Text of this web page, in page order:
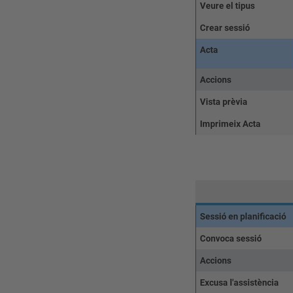
Veure el tipus
Crear sessió
Acta
Accions
Vista prèvia
Imprimeix Acta
Sessió en planificació
Convoca sessió
Accions
Excusa l'assistència